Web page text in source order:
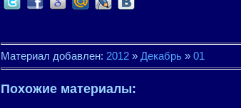
Материал добавлен: 2012 » Декабрь » 01
Похожие материалы: